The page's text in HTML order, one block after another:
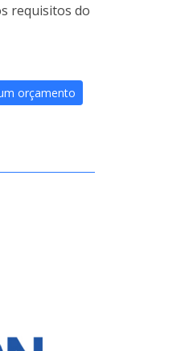
requisitos do
orçamento